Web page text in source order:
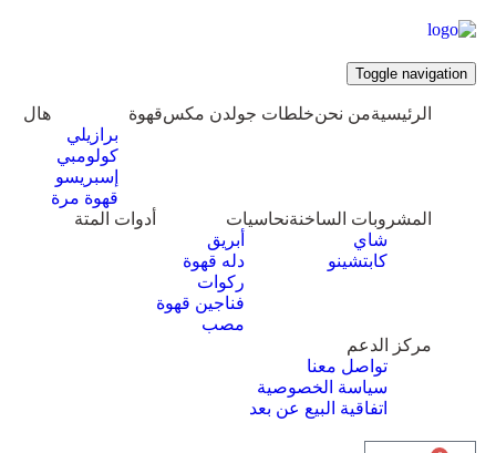
Toggle navigation
الرئيسيةمن نحنخلطات جولدن مكسقهوة
برازيلي
كولومبي
إسبريسو
قهوة مرة
هال
المشروبات الساخنة
شاي
كابتشينو
نحاسيات
أبريق
‏دله قهوة
ركوات
فناجين قهوة
مصب
أدوات المتة
مركز الدعم
تواصل معنا
سياسة الخصوصية
اتفاقية البيع عن بعد